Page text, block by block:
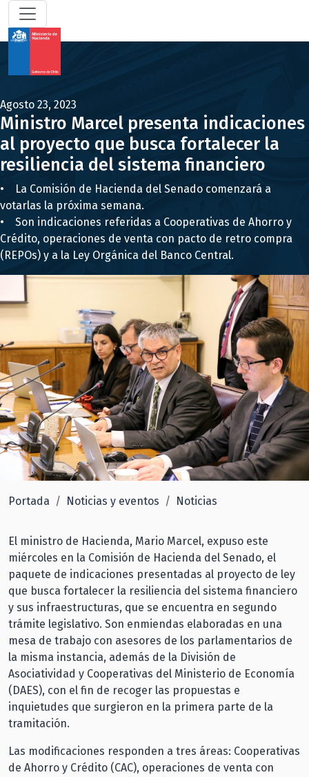
Agosto 23, 2023
Ministro Marcel presenta indicaciones
al proyecto que busca fortalecer la
resiliencia del sistema financiero
• La Comisión de Hacienda del Senado comenzará a
votarlas la próxima semana.
• Son indicaciones referidas a Cooperativas de Ahorro y
Crédito, operaciones de venta con pacto de retro compra
(REPOs) y a la Ley Orgánica del Banco Central.
Portada Noticias y eventos Noticias
El ministro de Hacienda, Mario Marcel, expuso este
miércoles en la Comisión de Hacienda del Senado, el
paquete de indicaciones presentadas al proyecto de ley
que busca fortalecer la resiliencia del sistema financiero
y sus infraestructuras, que se encuentra en segundo
trámite legislativo. Son enmiendas elaboradas en una
mesa de trabajo con asesores de los parlamentarios de
la misma instancia, además de la División de
Asociatividad y Cooperativas del Ministerio de Economía
(DAES), con el fin de recoger las propuestas e
inquietudes que surgieron en la primera parte de la
tramitación.
Las modificaciones responden a tres áreas: Cooperativas
de Ahorro y Crédito (CAC), operaciones de venta con